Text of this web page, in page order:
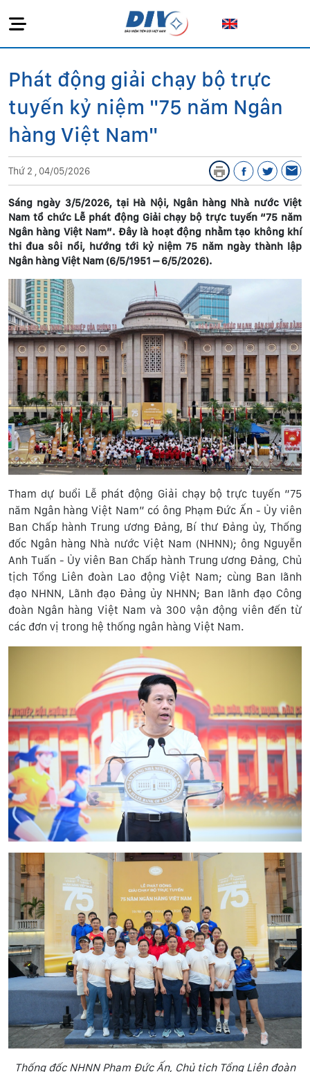
Phát động giải chạy bộ trực
tuyến kỷ niệm "75 năm Ngân
hàng Việt Nam"
Thứ 2 , 04/05/2026
Sáng ngày 3/5/2026, tại Hà Nội, Ngân hàng Nhà nước Việt
Nam tổ chức Lễ phát động Giải chạy bộ trực tuyến “75 năm
Ngân hàng Việt Nam”. Đây là hoạt động nhằm tạo không khí
thi đua sôi nổi, hướng tới kỷ niệm 75 năm ngày thành lập
Ngân hàng Việt Nam (6/5/1951 – 6/5/2026).
Tham dự buổi Lễ phát động Giải chạy bộ trực tuyến “75
năm Ngân hàng Việt Nam” có ông Phạm Đức Ấn - Ủy viên
Ban Chấp hành Trung ương Đảng, Bí thư Đảng ủy, Thống
đốc Ngân hàng Nhà nước Việt Nam (NHNN); ông Nguyễn
Anh Tuấn - Ủy viên Ban Chấp hành Trung ương Đảng, Chủ
tịch Tổng Liên đoàn Lao động Việt Nam; cùng Ban lãnh
đạo NHNN, Lãnh đạo Đảng ủy NHNN; Ban lãnh đạo Công
đoàn Ngân hàng Việt Nam và 300 vận động viên đến từ
các đơn vị trong hệ thống ngân hàng Việt Nam.
Thống đốc NHNN Phạm Đức Ấn, Chủ tịch Tổng Liên đoàn